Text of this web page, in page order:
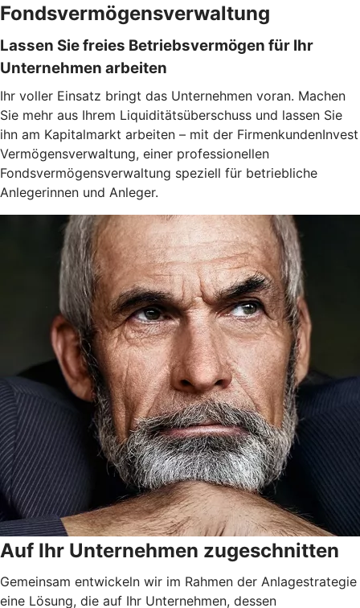
Fondsvermögensverwaltung
Lassen Sie freies Betriebsvermögen für Ihr
Unternehmen arbeiten
Ihr voller Einsatz bringt das Unternehmen voran. Machen
Sie mehr aus Ihrem Liquiditätsüberschuss und lassen Sie
ihn am Kapitalmarkt arbeiten – mit der FirmenkundenInvest
Vermögensverwaltung, einer professionellen
Fondsvermögensverwaltung speziell für betriebliche
Anlegerinnen und Anleger.
Auf Ihr Unternehmen zugeschnitten
Gemeinsam entwickeln wir im Rahmen der Anlagestrategie
eine Lösung, die auf Ihr Unternehmen, dessen